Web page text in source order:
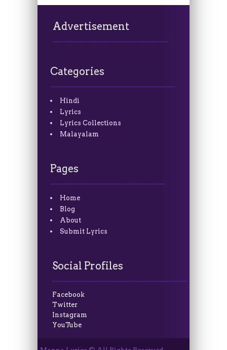
Advertisement
Categories
Hindi
Lyrics
Lyrics Collections
Malayalam
Pages
Home
Blog
About
Submit Lyrics
Social Profiles
Facebook
Twitter
Instagram
YouTube